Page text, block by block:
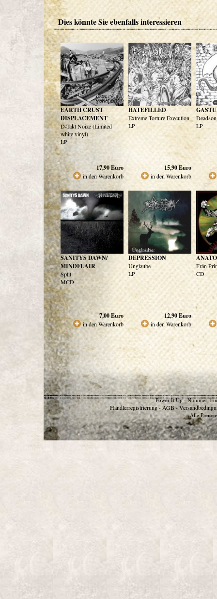
Dies könnte Sie ebenfalls interessieren
EARTH CRUST
DISPLACEMENT
D-Takt Noize (Limited
white vinyl)
LP
17,90Euro
in den Warenkorb
HATEFILLED
Extreme Torture Execution
LP
15,90Euro
in den Warenkorb
LP
SANITYS DAWN/
MINDFLAIR
Split
MCD
7,00Euro
in den Warenkorb
DEPRESSION
Unglaube
LP
12,90Euro
in den Warenkorb
Från
CD
Power It Up - Nummer 1
Händlerregistrierung - AGB -
Alle Preise